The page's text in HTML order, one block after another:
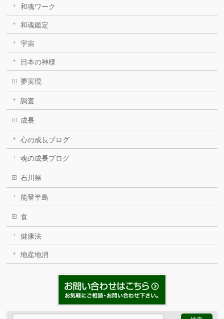
和魂ワーク
和魂鑑定
宇宙
日本の神様
夢実現
調査
成長
心の成長ブログ
魂の成長ブログ
石川県
能登半島
食
健康法
地産地消